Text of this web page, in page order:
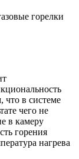
горелки
что в системе
чего не
в камеру
горения
нагрева